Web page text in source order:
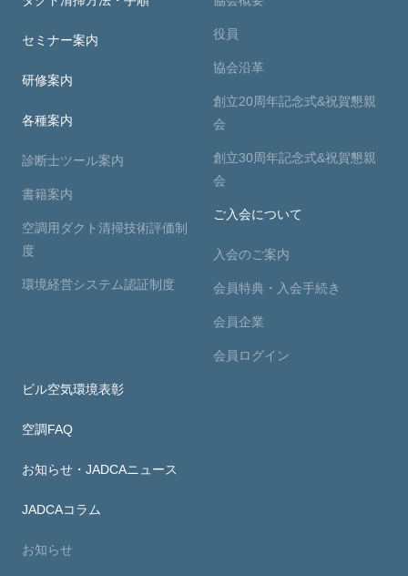
セミナー案内
研修案内
各種案内
診断士ツール案内
書籍案内
空調用ダクト清掃技術評価制
度
環境経営システム認証制度
役員
協会沿革
創立20周年記念式&祝賀懇親
会
創立30周年記念式&祝賀懇親
会
ご入会について
入会のご案内
会員特典・入会手続き
会員企業
会員ログイン
ビル空気環境表彰
空調FAQ
お知らせ・JADCAニュース
JADCAコラム
お知らせ